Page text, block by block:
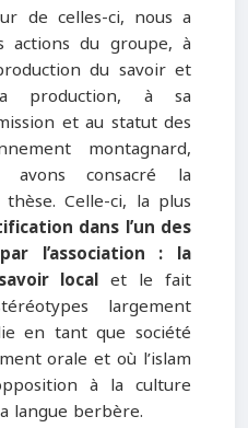
de celles-ci, nous a
actions du groupe, à
du savoir et
production, à sa
et au statut des
montagnard,
avons consacré la
Celle-ci, la plus
dans l’un des
l’association : la
local et le fait
largement
en tant que société
orale et où l’islam
à la culture
langue berbère.